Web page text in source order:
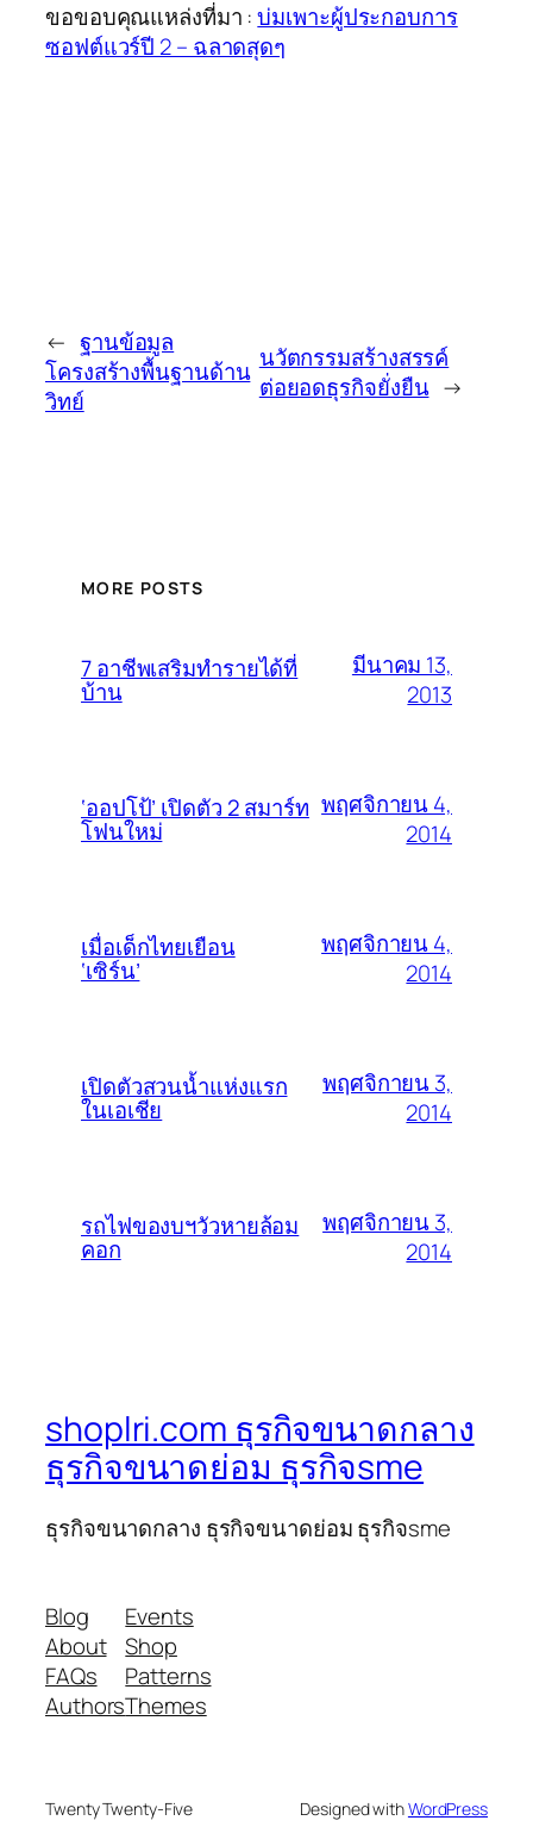
ขอขอบคุณแหล่งที่มา :บ่มเพาะผู้ประกอบการ
ซอฟต์แวร์ปี 2 – ฉลาดสุดๆ
← ฐานข้อมูล
โครงสร้างพื้นฐานด้าน
วิทย์
นวัตกรรมสร้างสรรค์
ต่อยอดธุรกิจยั่งยืน →
MORE POSTS
7 อาชีพเสริมทำรายได้ที่
บ้าน
มีนาคม 13,
2013
‘ออปโป้’ เปิดตัว 2 สมาร์ท
โฟนใหม่
พฤศจิกายน 4,
2014
เมื่อเด็กไทยเยือน
‘เซิร์น’
พฤศจิกายน 4,
2014
เปิดตัวสวนน้ำแห่งแรก
ในเอเชีย
พฤศจิกายน 3,
2014
รถไฟของบฯวัวหายล้อม
คอก
พฤศจิกายน 3,
2014
shoplri.com ธุรกิจขนาดกลาง
ธุรกิจขนาดย่อม ธุรกิจsme
ธุรกิจขนาดกลาง ธุรกิจขนาดย่อม ธุรกิจsme
Blog
About
FAQs
Authors
Events
Shop
Patterns
Themes
Twenty Twenty-Five Designed withWordPress